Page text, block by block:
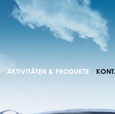
AKTIVITÄTEN & PRODUKTE